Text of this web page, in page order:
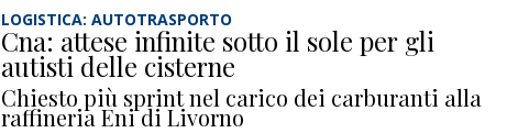
LOGISTICA: AUTOTRASPORTO
Cna: attese infinite sotto il sole per gli
autisti delle cisterne
Chiesto più sprint nel carico dei carburanti alla
raffineria Eni di Livorno